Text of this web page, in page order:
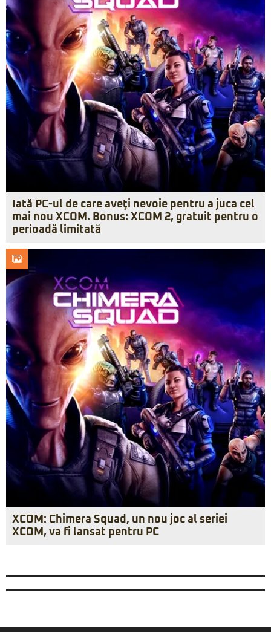
Iată PC-ul de care aveţi nevoie pentru a juca cel
mai nou XCOM. Bonus: XCOM 2, gratuit pentru o
perioadă limitată
XCOM: Chimera Squad, un nou joc al seriei
XCOM, va fi lansat pentru PC